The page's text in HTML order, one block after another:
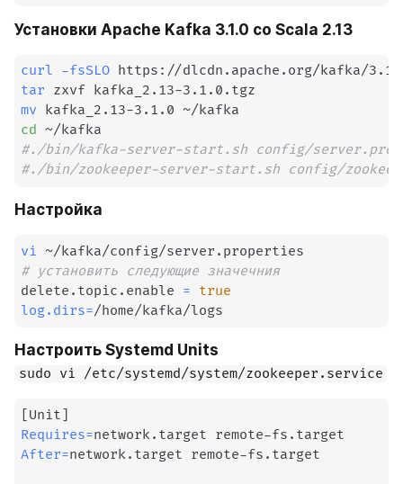
Установки Apache Kafka 3.1.0 со Scala 2.13
curl -fsSLO
tar
mv
cd
#./bin/kafka-server-start.sh config/
#./bin/zookeeper-server-start.sh config/
Настройка
vi
# установить следующие значечния
delete.topic.enable = true
log.dirs=/home/kafka/logs
Настроить Systemd Units
sudo vi /etc/systemd/system/zookeeper.service
[Unit]
Requires=
After=network.target remote-fs.target